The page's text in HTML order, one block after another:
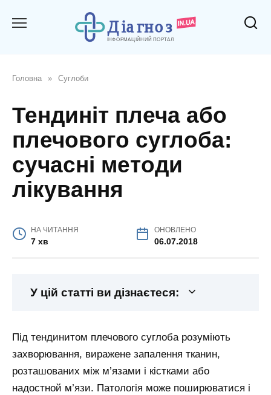
Головна » Суглоби
Тендиніт плеча або
плечового суглоба:
сучасні методи
лікування
НА ЧИТАННЯ
7 хв
ОНОВЛЕНО
06.07.2018
У цій статті ви дізнаєтеся:
Під тендинитом плечового суглоба розуміють
захворювання, виражене запалення тканин,
розташованих між м’язами і кістками або
надостной м’язи. Патологія може поширюватися і